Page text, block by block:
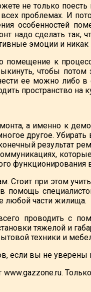
не только поесть
проблемах. И
особенностей
надо сделать так,
эмоции и никак
к
чтобы
ее можно либо
пространство на
а именно к
другое.
результат
функционирования
при этом
помощь
любой части жилища.
проводить с
тяжелой и
техники и
если вы не уверены